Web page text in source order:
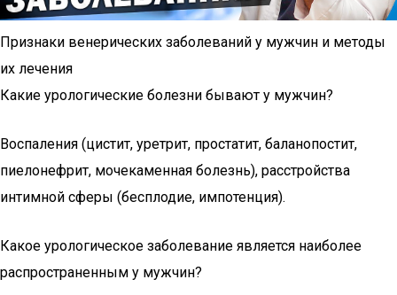
Признаки венерических заболеваний у мужчин и методы
их лечения
Какие урологические болезни бывают у мужчин?
Воспаления (цистит, уретрит, простатит, баланопостит,
пиелонефрит, мочекаменная болезнь), расстройства
интимной сферы (бесплодие, импотенция).
Какое урологическое заболевание является наиболее
распространенным у мужчин?